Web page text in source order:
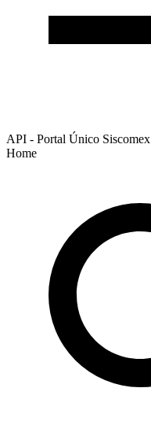
API - Portal Único Siscomex
Home